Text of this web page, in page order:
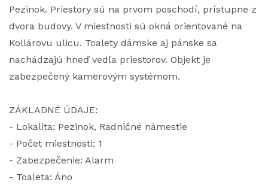
Pezinok. Priestory sú na prvom poschodí, prístupne z
dvora budovy. V miestnosti sú okná orientované na
Kollárovu ulicu. Toalety dámske aj pánske sa
nachádzajú hneď vedľa priestorov. Objekt je
zabezpečený kamerovým systémom.
ZÁKLADNÉ ÚDAJE:
- Lokalita: Pezinok, Radničné námestie
- Počet miestnosti: 1
- Zabezpečenie: Alarm
- Toaleta: Áno